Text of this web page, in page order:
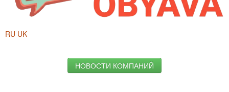
RU UK
НОВОСТИ КОМПАНИЙ